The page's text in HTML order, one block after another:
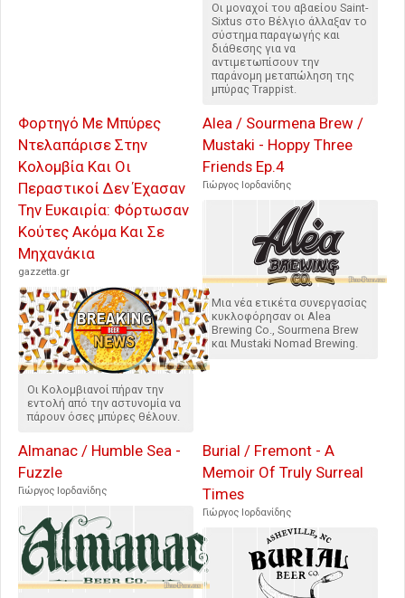
Οι μοναχοί του αβαείου Saint-
Sixtus στο Βέλγιο άλλαξαν το
σύστημα παραγωγής και
διάθεσης για να
αντιμετωπίσουν την
παράνομη μεταπώληση της
μπύρας Trappist.
Φορτηγό Με Μπύρες
Ντελαπάρισε Στην
Κολομβία Και Οι
Περαστικοί Δεν Έχασαν
Την Ευκαιρία: Φόρτωσαν
Κούτες Ακόμα Και Σε
Μηχανάκια
gazzetta.gr
Οι Κολομβιανοί πήραν την
εντολή από την αστυνομία να
πάρουν όσες μπύρες θέλουν.
Alea / Sourmena Brew /
Mustaki - Hoppy Three
Friends Ep.4
Γιώργος Ιορδανίδης
Μια νέα ετικέτα συνεργασίας
κυκλοφόρησαν οι Alea
Brewing Co., Sourmena Brew
και Mustaki Nomad Brewing.
Almanac / Humble Sea -
Fuzzle
Γιώργος Ιορδανίδης
Burial / Fremont - A
Memoir Of Truly Surreal
Times
Γιώργος Ιορδανίδης